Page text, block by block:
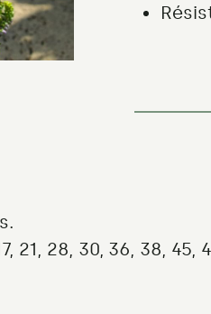
21, 28, 30, 36, 38, 45,